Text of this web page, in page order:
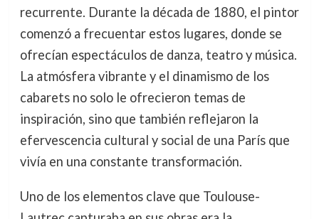
recurrente. Durante la década de 1880, el pintor
comenzó a frecuentar estos lugares, donde se
ofrecían espectáculos de danza, teatro y música.
La atmósfera vibrante y el dinamismo de los
cabarets no solo le ofrecieron temas de
inspiración, sino que también reflejaron la
efervescencia cultural y social de una París que
vivía en una constante transformación.
Uno de los elementos clave que Toulouse-